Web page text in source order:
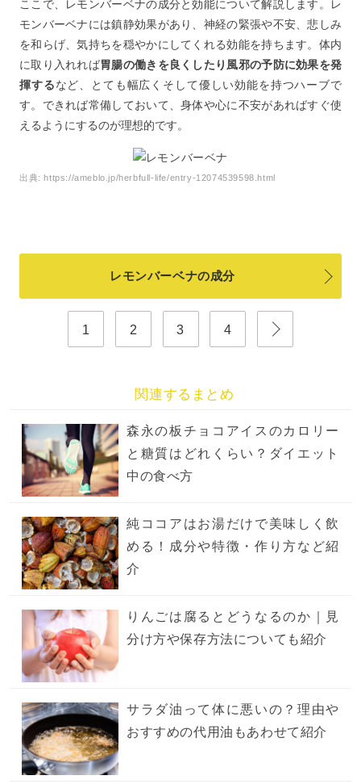
ここで、レモンバーベナの成分と効能について解説します。レ
モンバーベナには鎮静効果があり、神経の緊張や不安、悲しみ
を和らげ、気持ちを穏やかにしてくれる効能を持ちます。体内
に取り入れれば胃腸の働きを良くしたり風邪の予防に効果を発
揮するなど、とても幅広くそして優しい効能を持つハーブで
す。できれば常備しておいて、身体や心に不安があればすぐ使
えるようにするのが理想的です。
出典:https://ameblo.jp/herbfull-life/entry-12074539598.html
レモンバーベナの成分
1 2 3 4
関連するまとめ
森永の板チョコアイスのカロリー
と糖質はどれくらい？ダイエット
中の食べ方
純ココアはお湯だけで美味しく飲
める！成分や特徴・作り方など紹
介
りんごは腐るとどうなるのか｜見
分け方や保存方法についても紹介
サラダ油って体に悪いの？理由や
おすすめの代用油もあわせて紹介